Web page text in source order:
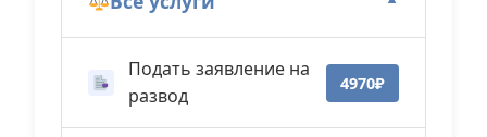
Подать заявление на
развод
4970₽